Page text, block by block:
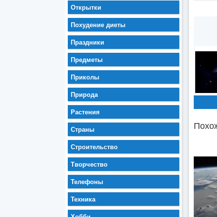
Открытки
Похудение диеты
Праздники
Предметы
Приколы
Природа
Растения
Страны
Строительство
Творчество
Телефоны
Техника